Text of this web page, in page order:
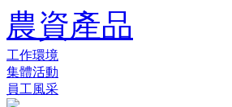
農資產品
工作環境
集體活動
員工風采